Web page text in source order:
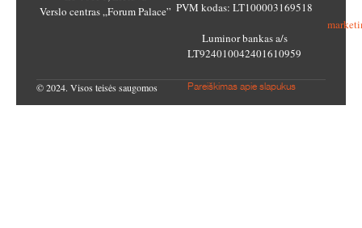
Verslo centras „Forum Palace” PVM kodas: LT100003169518
Luminor bankas a/s
LT924010042401610959
© 2024. Visos teisės saugomos Pareiškimas apie slapukus